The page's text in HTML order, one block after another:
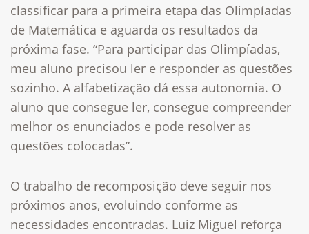
classificar para a primeira etapa das Olimpíadas
de Matemática e aguarda os resultados da
próxima fase. “Para participar das Olimpíadas,
meu aluno precisou ler e responder as questões
sozinho. A alfabetização dá essa autonomia. O
aluno que consegue ler, consegue compreender
melhor os enunciados e pode resolver as
questões colocadas”.
O trabalho de recomposição deve seguir nos
próximos anos, evoluindo conforme as
necessidades encontradas. Luiz Miguel reforça